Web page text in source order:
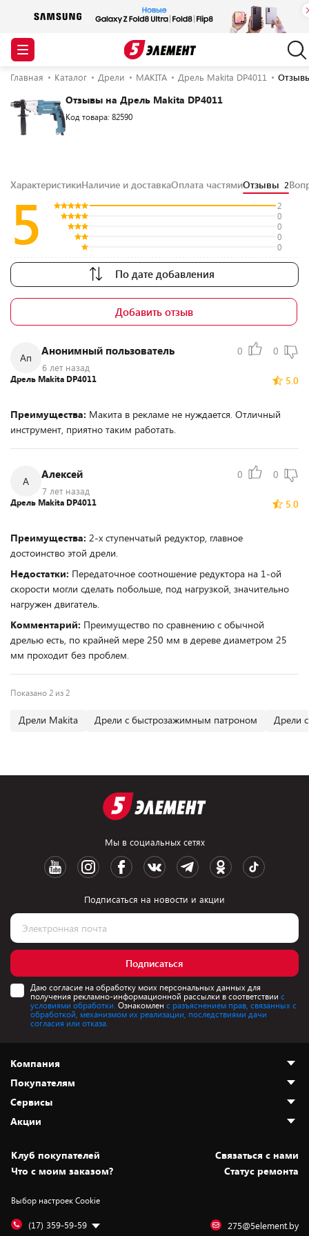
Главная Каталог Дрели MAKITA Дрель Makita DP4011
Отзывы на Дрель Makita DP4011
Код товара: 82590
ХарактеристикиНаличие и доставкаОплата частямиОтзывы 2
5
2
0
0
0
0
По дате добавления
Добавить отзыв
Ап
Анонимный пользователь
6 лет назад
0 0
5.0
Дрель Makita DP4011
Преимущества: Макита в рекламе не нуждается. Отличный
инструмент, приятно таким работать.
А
Алексей
7 лет назад
0 0
5.0
Дрель Makita DP4011
Преимущества: 2-х ступенчатый редуктор, главное
достоинство этой дрели.
Недостатки: Передаточное соотношение редуктора на 1-ой
скорости могли сделать побольше, под нагрузкой, значительно
нагружен двигатель.
Комментарий: Преимущество по сравнению с обычной
дрелью есть, по крайней мере 250 мм в дереве диаметром 25
мм проходит без проблем.
Показано 2 из 2
Дрели Makita Дрели с быстрозажимным патроном Дрели
Мы в социальных сетях
Подписаться на новости и акции
Подписаться
Даю согласие на обработку моих персональных данных для
получения рекламно-информационной рассылки в соответствии с
условиями обработки. Ознакомлен с разъяснением прав, связанных с
обработкой, механизмом их реализации, последствиями дачи
согласия или отказа.
Компания
О нас
Адреса магазинов
Новости
Статьи и обзоры
Вакансии
Дай пять добру!
Покупателям
Как сделать заказ
Оплата и доставка
Безналичный расчёт
Обмен и возврат товара
Обработка персональных данных
Подарочные карты
Сервисы
Установка техники
Для игровых консолей
Для мобильных устройств
Для компьютеров
Акции
Скидки и промокоды
Белорусские товары
Бонусы
Оплата частями
Клуб покупателей
Cвязаться с нами
Что с моим заказом?
Статус ремонта
Выбор настроек Cookie
(17) 359-59-59 275@5element.by